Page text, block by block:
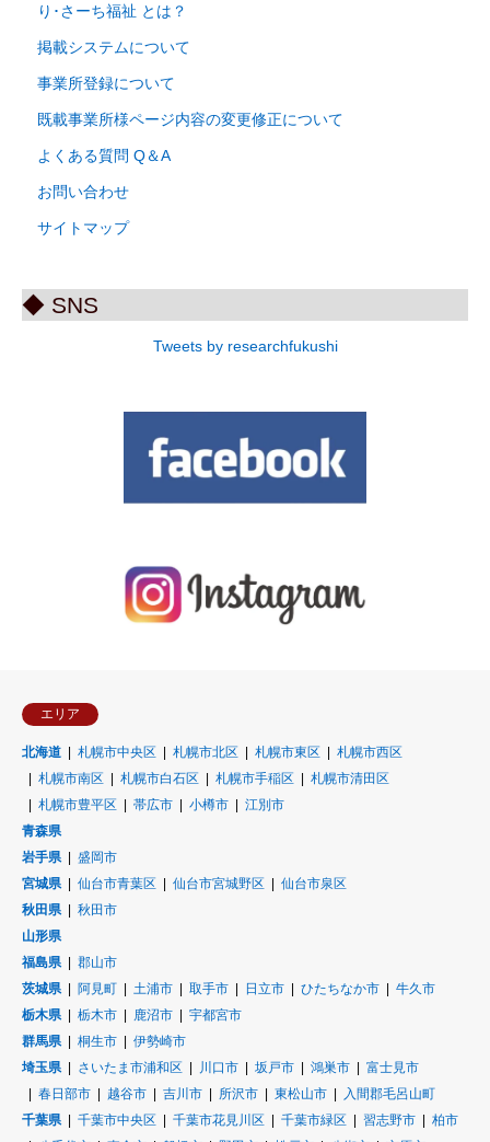
り･さーち福祉 とは？
掲載システムについて
事業所登録について
既載事業所様ページ内容の変更修正について
よくある質問 Q＆A
お問い合わせ
サイトマップ
◆ SNS
Tweets by researchfukushi
エリア
北海道 札幌市中央区 札幌市北区 札幌市東区
札幌市西区
札幌市南区
札幌市白石区 札幌市手稲区
札幌市清田区
札幌市豊平区
帯広市 小樽市
江別市
青森県
岩手県
盛岡市
宮城県
仙台市青葉区 仙台市宮城野区
仙台市泉区
秋田県
秋田市
山形県
福島県
郡山市
茨城県
阿見町 土浦市 取手市 日立市 ひたちなか市
牛久市
栃木県
栃木市 鹿沼市
宇都宮市
群馬県
桐生市
伊勢崎市
埼玉県
さいたま市浦和区 川口市 坂戸市 鴻巣市
富士見市
春日部市
越谷市 吉川市 所沢市 東松山市
入間郡毛呂山町
千葉県
千葉市中央区 千葉市花見川区 千葉市緑区 習志野市
柏市